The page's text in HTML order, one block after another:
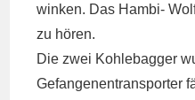
winken. Das Hambi-
zu hören.
Die zwei Kohlebagger
Gefangenentransporter